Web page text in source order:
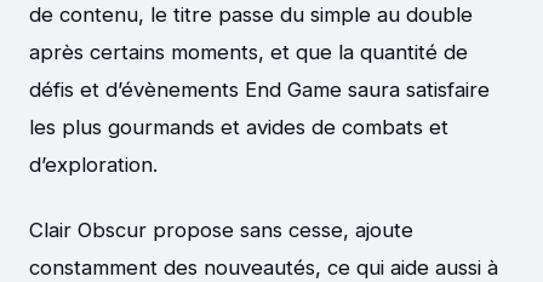
de contenu, le titre passe du simple au double
après certains moments, et que la quantité de
défis et d’évènements End Game saura satisfaire
les plus gourmands et avides de combats et
d’exploration.
Clair Obscur propose sans cesse, ajoute
constamment des nouveautés, ce qui aide aussi à